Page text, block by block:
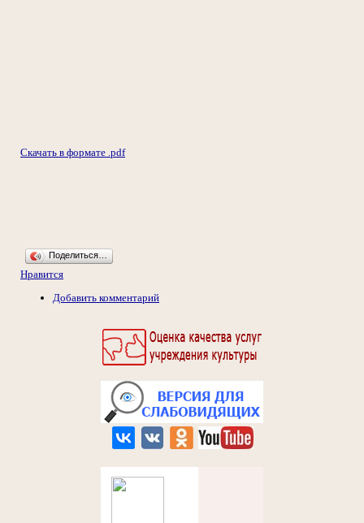
Скачать в формате .pdf
Поделиться…
Нравится
Добавить комментарий